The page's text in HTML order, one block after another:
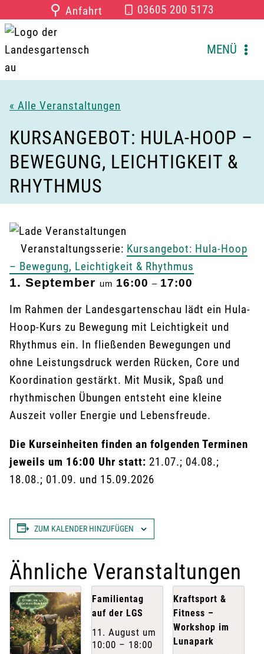
Inhalt
springen
⚲ Anfahrt 03605 200 5173
MENÜ
« Alle Veranstaltungen
KURSANGEBOT: HULA-HOOP –
BEWEGUNG, LEICHTIGKEIT &
RHYTHMUS
Veranstaltungsserie: Kursangebot: Hula-Hoop
– Bewegung, Leichtigkeit & Rhythmus
1. September um 16:00 – 17:00
Im Rahmen der Landesgartenschau lädt ein Hula-
Hoop-Kurs zu Bewegung mit Leichtigkeit und
Rhythmus ein. In fließenden Bewegungen und
ohne Leistungsdruck werden Rücken, Core und
Koordination gestärkt. Mit Musik, Spaß und
rhythmischen Übungen entsteht eine kleine
Auszeit voller Energie und Lebensfreude.
Die Kurseinheiten finden an folgenden Terminen
jeweils um 16:00 Uhr statt: 21.07.; 04.08.;
18.08.; 01.09. und 15.09.2026
ZUM KALENDER HINZUFÜGEN
Ähnliche Veranstaltungen
Familientag
auf der LGS
11. August um
10:00 – 18:00
Kraftsport &
Fitness –
Workshop im
Lunapark